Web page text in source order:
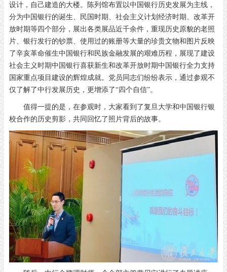
设计，自己建造的大楼。陈列馆布置以中国银行历史发展为主线，
分为中国银行的诞生、民国时期、社会主义计划经济时期、改革开
放时期等四个部分，展出各类展品近千余件，重现历史原貌的老照
片、银行发行的钞票、使用过的账册等大量的珍贵文物和图片反映
了辛亥革命催生中国银行和民族金融发展的艰难历程，展现了建设
社会主义时期中国银行喜获新生和改革开放时期中国银行全力支持
国家重点项目建设的辉煌成就。党员同志们纷纷表示，通过参观不
仅了解了中行发展历史，更增添了“四个自信”。
值得一提的是，在参观时，大家看到了复旦大学和中国银行银
校合作的历史剪影，共同回忆了照片背后的故事。